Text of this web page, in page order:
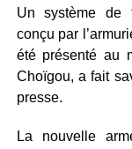
Un système de
conçu par
été présenté au
Choïgou, a fait
presse.
La nouvelle